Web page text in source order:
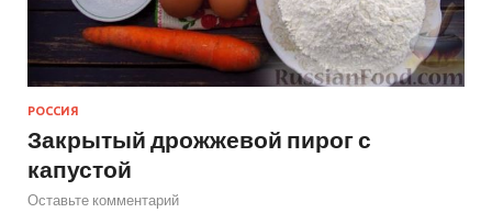
РОССИЯ
Закрытый дрожжевой пирог с
капустой
Оставьте комментарий